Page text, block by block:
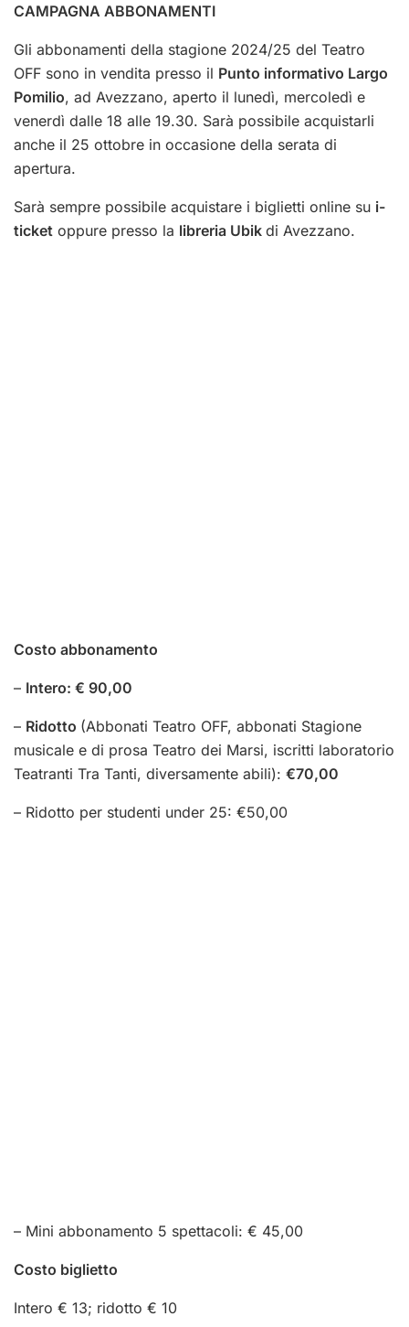
CAMPAGNA ABBONAMENTI
Gli abbonamenti della stagione 2024/25 del Teatro
OFF sono in vendita presso il Punto informativo Largo
Pomilio, ad Avezzano, aperto il lunedì, mercoledì e
venerdì dalle 18 alle 19.30. Sarà possibile acquistarli
anche il 25 ottobre in occasione della serata di
apertura.
Sarà sempre possibile acquistare i biglietti online su i-
ticket oppure presso la libreria Ubik di Avezzano.
Costo abbonamento
– Intero: € 90,00
– Ridotto (Abbonati Teatro OFF, abbonati Stagione
musicale e di prosa Teatro dei Marsi, iscritti laboratorio
Teatranti Tra Tanti, diversamente abili): €70,00
– Ridotto per studenti under 25: €50,00
– Mini abbonamento 5 spettacoli: € 45,00
Costo biglietto
Intero € 13; ridotto € 10